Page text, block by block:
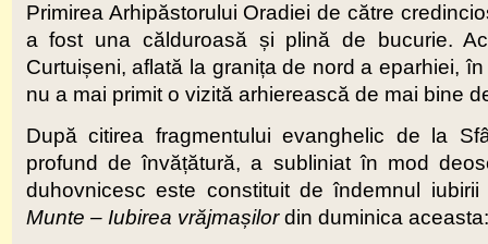
Primirea Arhipăstorului Oradiei de către
a fost una călduroasă și plină de bucurie.
Curtuișeni, aflată la granița de nord a eparhiei,
nu a mai primit o vizită arhierească de mai bine
După citirea fragmentului evanghelic de la
profund de învățătură, a subliniat în mod
duhovnicesc este constituit de îndemnul
Munte – Iubirea vrăjmașilordin duminica aceasta: